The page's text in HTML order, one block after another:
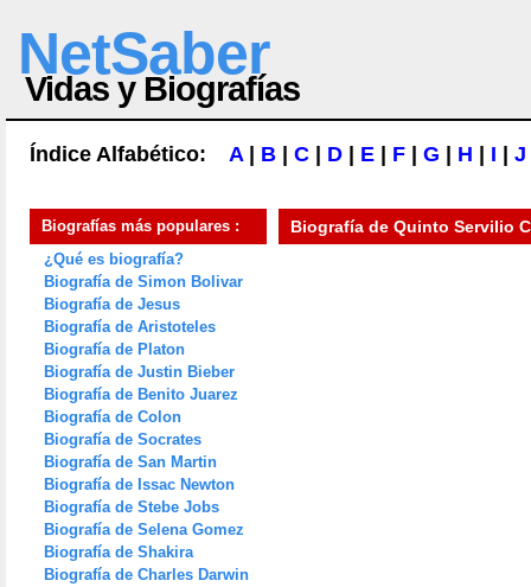
NetSaber
Vidas y Biografías
Índice Alfabético: A| B C D E F G H I J
Biografías más populares :
¿Qué es biografía?
Biografía de Simon Bolivar
Biografía de Jesus
Biografía de Aristoteles
Biografía de Platon
Biografía de Justin Bieber
Biografía de Benito Juarez
Biografía de Colon
Biografía de Socrates
Biografía de San Martin
Biografía de Issac Newton
Biografía de Stebe Jobs
Biografía de Selena Gomez
Biografía de Shakira
Biografía de Charles Darwin
Biografía de Quinto Servilio